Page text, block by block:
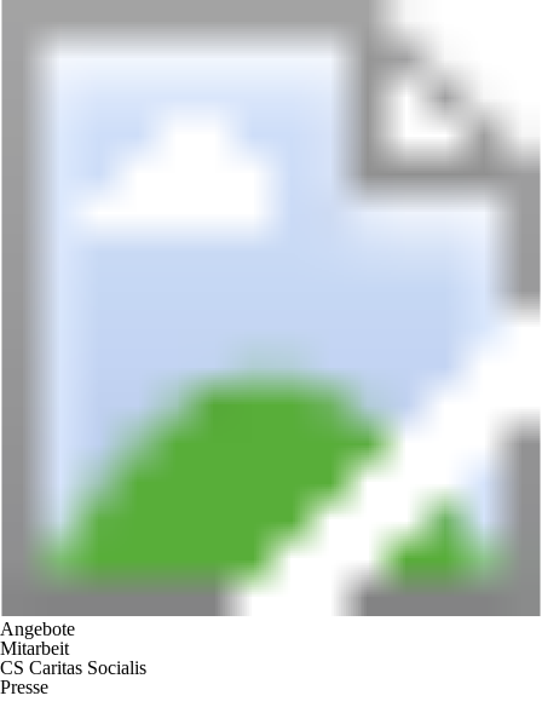
Angebote
Mitarbeit
CS Caritas Socialis
Presse